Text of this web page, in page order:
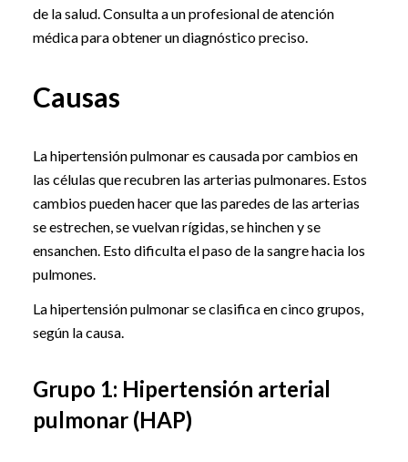
de la salud. Consulta a un profesional de atención
médica para obtener un diagnóstico preciso.
Causas
La hipertensión pulmonar es causada por cambios en
las células que recubren las arterias pulmonares. Estos
cambios pueden hacer que las paredes de las arterias
se estrechen, se vuelvan rígidas, se hinchen y se
ensanchen. Esto dificulta el paso de la sangre hacia los
pulmones.
La hipertensión pulmonar se clasifica en cinco grupos,
según la causa.
Grupo 1: Hipertensión arterial
pulmonar (HAP)